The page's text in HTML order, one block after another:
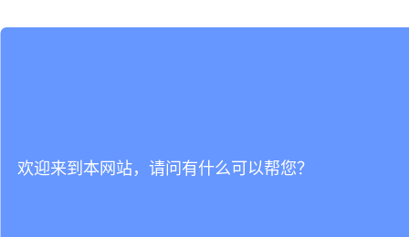
欢迎来到本网站，请问有什么可以帮您？